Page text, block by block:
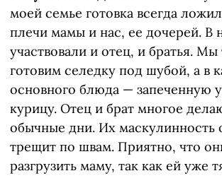
моей семье готовка всегда
плечи мамы и нас, ее дочерей. В
участвовали и отец, и братья.
готовим селедку под шубой, а в
основного блюда — запеченную
курицу. Отец и брат многое
обычные дни. Их маскулинность
трещит по швам. Приятно, что
разгрузить маму, так как ей уже